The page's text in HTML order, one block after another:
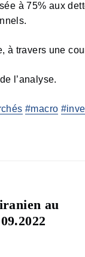
à 75% aux
à travers une
l’analyse.
#macro
au